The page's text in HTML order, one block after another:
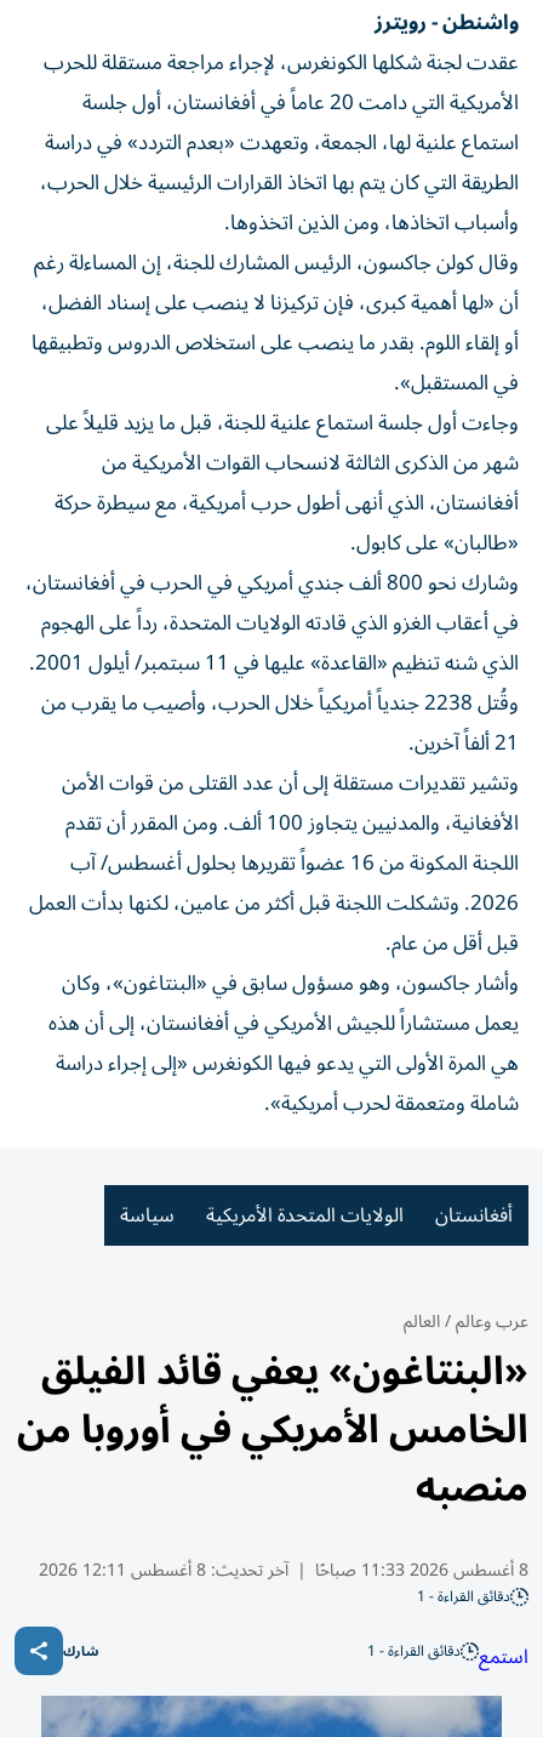
واشنطن - رويترز
عقدت لجنة شكلها الكونغرس، لإجراء مراجعة مستقلة للحرب
الأمريكية التي دامت 20 عاماً في أفغانستان، أول جلسة
استماع علنية لها، الجمعة، وتعهدت «بعدم التردد» في دراسة
الطريقة التي كان يتم بها اتخاذ القرارات الرئيسية خلال الحرب،
وأسباب اتخاذها، ومن الذين اتخذوها.
وقال كولن جاكسون، الرئيس المشارك للجنة، إن المساءلة رغم
أن «لها أهمية كبرى، فإن تركيزنا لا ينصب على إسناد الفضل،
أو إلقاء اللوم. بقدر ما ينصب على استخلاص الدروس وتطبيقها
في المستقبل».
وجاءت أول جلسة استماع علنية للجنة، قبل ما يزيد قليلاً على
شهر من الذكرى الثالثة لانسحاب القوات الأمريكية من
أفغانستان، الذي أنهى أطول حرب أمريكية، مع سيطرة حركة
«طالبان» على كابول.
وشارك نحو 800 ألف جندي أمريكي في الحرب في أفغانستان،
في أعقاب الغزو الذي قادته الولايات المتحدة، رداً على الهجوم
الذي شنه تنظيم «القاعدة» عليها في 11 سبتمبر/ أيلول 2001.
وقُتل 2238 جندياً أمريكياً خلال الحرب، وأصيب ما يقرب من
21 ألفاً آخرين.
وتشير تقديرات مستقلة إلى أن عدد القتلى من قوات الأمن
الأفغانية، والمدنيين يتجاوز 100 ألف. ومن المقرر أن تقدم
اللجنة المكونة من 16 عضواً تقريرها بحلول أغسطس/ آب
2026. وتشكلت اللجنة قبل أكثر من عامين، لكنها بدأت العمل
قبل أقل من عام.
وأشار جاكسون، وهو مسؤول سابق في «البنتاغون»، وكان
يعمل مستشاراً للجيش الأمريكي في أفغانستان، إلى أن هذه
هي المرة الأولى التي يدعو فيها الكونغرس «إلى إجراء دراسة
شاملة ومتعمقة لحرب أمريكية».
أفغانستان الولايات المتحدة الأمريكية سياسة
عرب وعالم/العالم
«البنتاغون» يعفي قائد الفيلق
الخامس الأمريكي في أوروبا من
منصبه
8 أغسطس 2026 11:33 صباحًا | آخر تحديث:8 أغسطس 12:11 2026
دقائق القراءة - 1
استمع دقائق القراءة - 1 شارك